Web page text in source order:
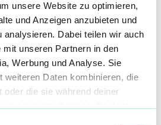
unsere Website zu optimieren,
und Anzeigen anzubieten und
analysieren. Dabei teilen wir auch
unseren Partnern in den
Werbung und Analyse. Sie
weiteren Daten kombinieren, die
oder die sie während deiner